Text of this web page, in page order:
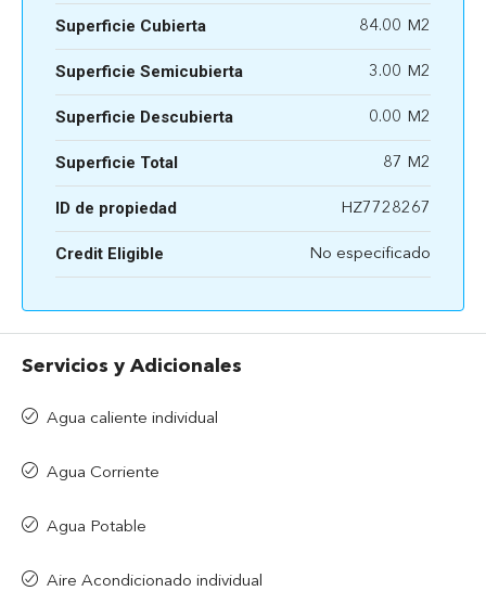
ID de propiedad HZ7728267
Superficie Total 87 M2
Superficie Cubierta 84.00
Superficie Descubierta 0.00
Superficie Semicubierta 3.00
Credit Eligible No especificado
Servicios y Adicionales
Agua caliente individual
Agua Corriente
Agua Potable
Aire Acondicionado individual